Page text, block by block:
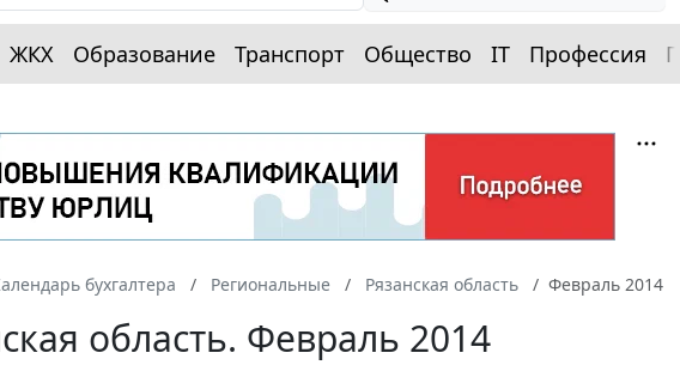
ЖКХ Образование Транспорт Общество IT Профессия
бухгалтера Региональные Рязанская область Февраль 2014
область. Февраль 2014